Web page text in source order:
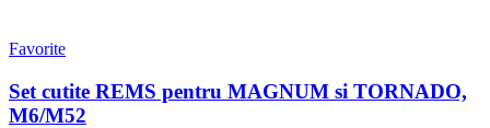
Favorite
Set cutite REMS pentru MAGNUM si TORNADO,
M6/M52